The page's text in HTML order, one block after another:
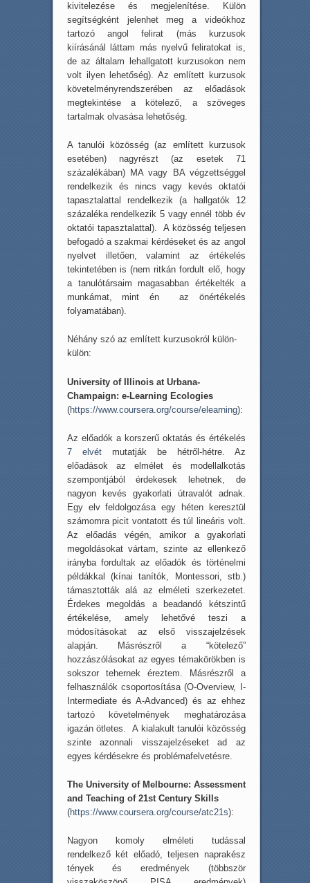
kivitelezése és megjelenítése. Külön
segítségként jelenhet meg a videókhoz
tartozó angol felirat (más kurzusok
kiírásánál láttam más nyelvű feliratokat is,
de az általam lehallgatott kurzusokon nem
volt ilyen lehetőség). Az említett kurzusok
követelményrendszerében az előadások
megtekintése a kötelező, a szöveges
tartalmak olvasása lehetőség.
A tanulói közösség (az említett kurzusok
esetében) nagyrészt (az esetek 71
százalékában) MA vagy BA végzettséggel
rendelkezik és nincs vagy kevés oktatói
tapasztalattal rendelkezik (a hallgatók 12
százaléka rendelkezik 5 vagy ennél több év
oktatói tapasztalattal). A közösség teljesen
befogadó a szakmai kérdéseket és az angol
nyelvet illetően, valamint az értékelés
tekintetében is (nem ritkán fordult elő, hogy
a tanulótársaim magasabban értékelték a
munkámat, mint én az önértékelés
folyamatában).
Néhány szó az említett kurzusokról külön-
külön:
University of Illinois at Urbana-
Champaign: e-Learning Ecologies
(https://www.coursera.org/course/elearning):
Az előadók a korszerű oktatás és értékelés
7 elvétmutatják be hétről-hétre. Az
előadások az elmélet és modellalkotás
szempontjából érdekesek lehetnek, de
nagyon kevés gyakorlati útravalót adnak.
Egy elv feldolgozása egy héten keresztül
számomra picit vontatott és túl lineáris volt.
Az előadás végén, amikor a gyakorlati
megoldásokat vártam, szinte az ellenkező
irányba fordultak az előadók és történelmi
példákkal (kínai tanítók, Montessori, stb.)
támasztották alá az elméleti szerkezetet.
Érdekes megoldás a beadandó kétszintű
értékelése, amely lehetővé teszi a
módosításokat az első visszajelzések
alapján. Másrészről a “kötelező”
hozzászólásokat az egyes témakörökben is
sokszor tehernek éreztem. Másrészről a
felhasználók csoportosítása (O-Overview, I-
Intermediate és A-Advanced) és az ehhez
tartozó követelmények meghatározása
igazán ötletes. A kialakult tanulói közösség
szinte azonnali visszajelzéseket ad az
egyes kérdésekre és problémafelvetésre.
The University of Melbourne: Assessment
and Teaching of 21st Century Skills
(https://www.coursera.org/course/atc21s):
Nagyon komoly elméleti tudással
rendelkező két előadó, teljesen naprakész
tények és eredmények (többször